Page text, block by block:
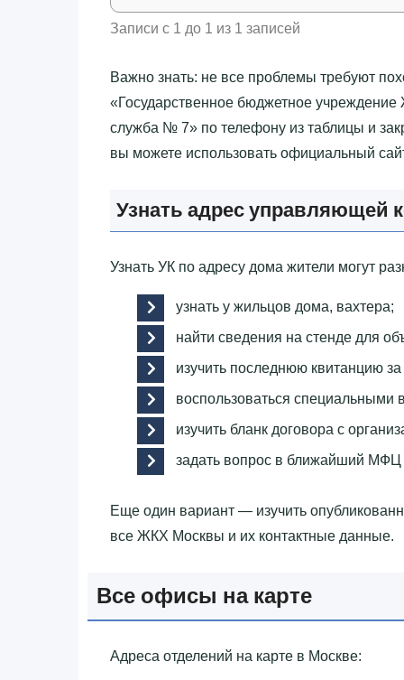
Записи с 1 до 1 из 1 записей
Важно знать: не все проблемы требуют
«‎Государственное бюджетное
служба № 7»‎ по телефону из таблицы и
вы можете использовать официальный
Узнать адрес управляющей
Узнать УК по адресу дома жители могут
узнать у жильцов дома, вахтера;
найти сведения на стенде для
изучить последнюю квитанцию
воспользоваться специальными
изучить бланк договора с
задать вопрос в ближайший
Еще один вариант — изучить
все ЖКХ Москвы и их контактные данные.
Все офисы на карте
Адреса отделений на карте в Москве: